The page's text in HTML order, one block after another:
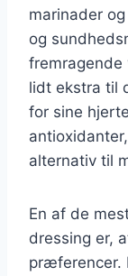
marinader
og
fremragende
lidt ekstra til
for sine
alternativ til
En af de
dressing er,
præferencer.